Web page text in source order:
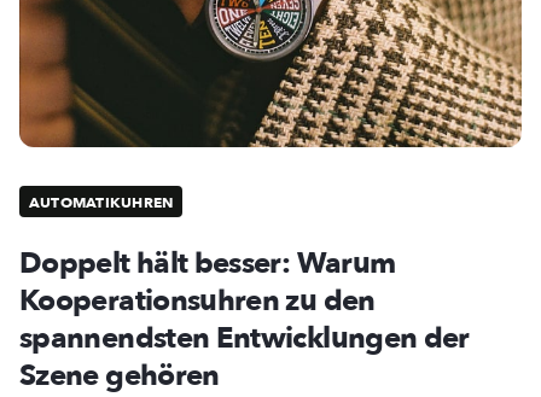
AUTOMATIKUHREN
Doppelt hält besser: Warum
Kooperationsuhren zu den
spannendsten Entwicklungen der
Szene gehören